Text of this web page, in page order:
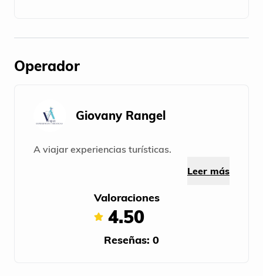
Operador
Giovany Rangel
A viajar experiencias turísticas.
Leer más
Valoraciones
4.50
Reseñas: 0